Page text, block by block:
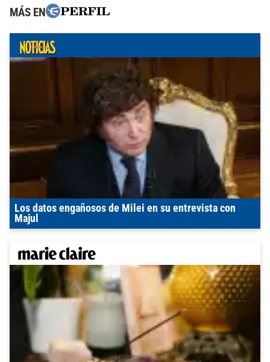
MÁS EN
Los datos engañosos de Milei en su entrevista con
Majul